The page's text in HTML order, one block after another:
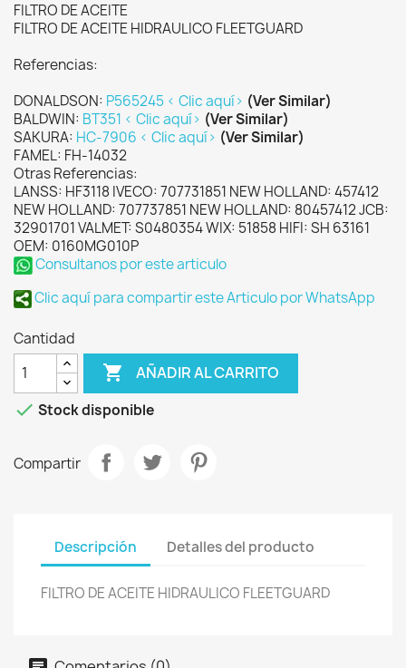
FILTRO DE ACEITE
FILTRO DE ACEITE HIDRAULICO FLEETGUARD
Referencias:
DONALDSON: P565245 < Clic aquí> (Ver Similar)
BALDWIN: BT351 < Clic aquí> (Ver Similar)
SAKURA: HC-7906 < Clic aquí> (Ver Similar)
FAMEL: FH-14032
Otras Referencias:
LANSS: HF3118 IVECO: 707731851 NEW HOLLAND: 457412
NEW HOLLAND: 707737851 NEW HOLLAND: 80457412 JCB:
32901701 VALMET: S0480354 WIX: 51858 HIFI: SH 63161
OEM: 0160MG010P
Consultanos por este articulo
Clic aquí para compartir este Articulo por WhatsApp
Cantidad
 AÑADIR AL CARRITO
 Stock disponible
Compartir
Descripción Detalles del producto
FILTRO DE ACEITE HIDRAULICO FLEETGUARD